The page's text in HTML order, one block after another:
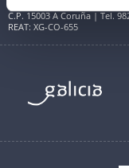
C.P. 15003 A Coruña | Tel.
REAT: XG-CO-655